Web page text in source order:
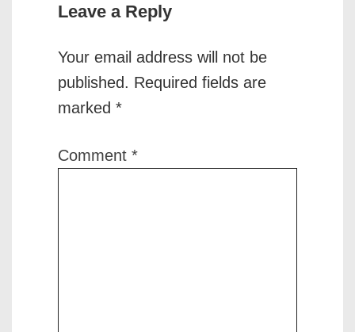
Leave a Reply
Your email address will not be
published. Required fields are
marked *
Comment *